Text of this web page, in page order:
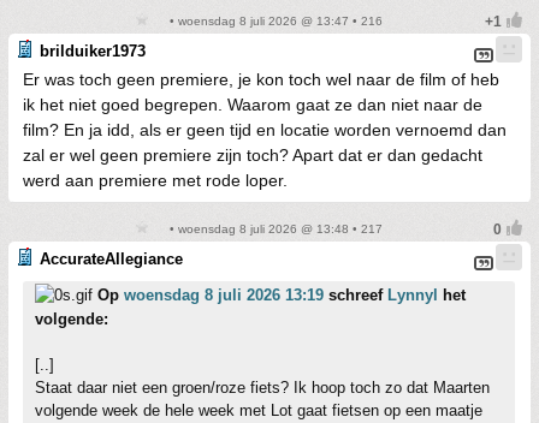
• woensdag 8 juli 2026 @ 13:47 • 216
brilduiker1973
Er was toch geen premiere, je kon toch wel naar de film of heb
ik het niet goed begrepen. Waarom gaat ze dan niet naar de
film? En ja idd, als er geen tijd en locatie worden vernoemd dan
zal er wel geen premiere zijn toch? Apart dat er dan gedacht
werd aan premiere met rode loper.
• woensdag 8 juli 2026 @ 13:48 • 217
AccurateAllegiance
Op woensdag 8 juli 2026 13:19 schreef Lynnyl
het
volgende:
[..]
Staat daar niet een groen/roze fiets? Ik hoop toch zo dat Maarten
volgende week de hele week met Lot gaat fietsen op een maatje